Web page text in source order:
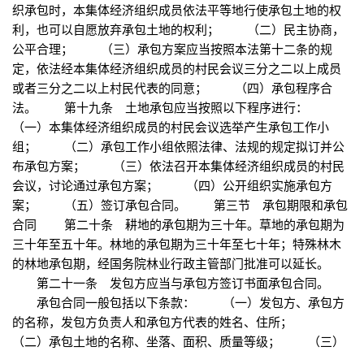
织承包时，本集体经济组织成员依法平等地行使承包土地的权
利，也可以自愿放弃承包土地的权利； （二）民主协商，
公平合理； （三）承包方案应当按照本法第十二条的规
定，依法经本集体经济组织成员的村民会议三分之二以上成员
或者三分之二以上村民代表的同意； （四）承包程序合
法。 第十九条 土地承包应当按照以下程序进行：
（一）本集体经济组织成员的村民会议选举产生承包工作小
组； （二）承包工作小组依照法律、法规的规定拟订并公
布承包方案； （三）依法召开本集体经济组织成员的村民
会议，讨论通过承包方案； （四）公开组织实施承包方
案； （五）签订承包合同。 第三节 承包期限和承包
合同 第二十条 耕地的承包期为三十年。草地的承包期为
三十年至五十年。林地的承包期为三十年至七十年；特殊林木
的林地承包期，经国务院林业行政主管部门批准可以延长。
第二十一条 发包方应当与承包方签订书面承包合同。
承包合同一般包括以下条款： （一）发包方、承包方
的名称，发包方负责人和承包方代表的姓名、住所；
（二）承包土地的名称、坐落、面积、质量等级； （三）